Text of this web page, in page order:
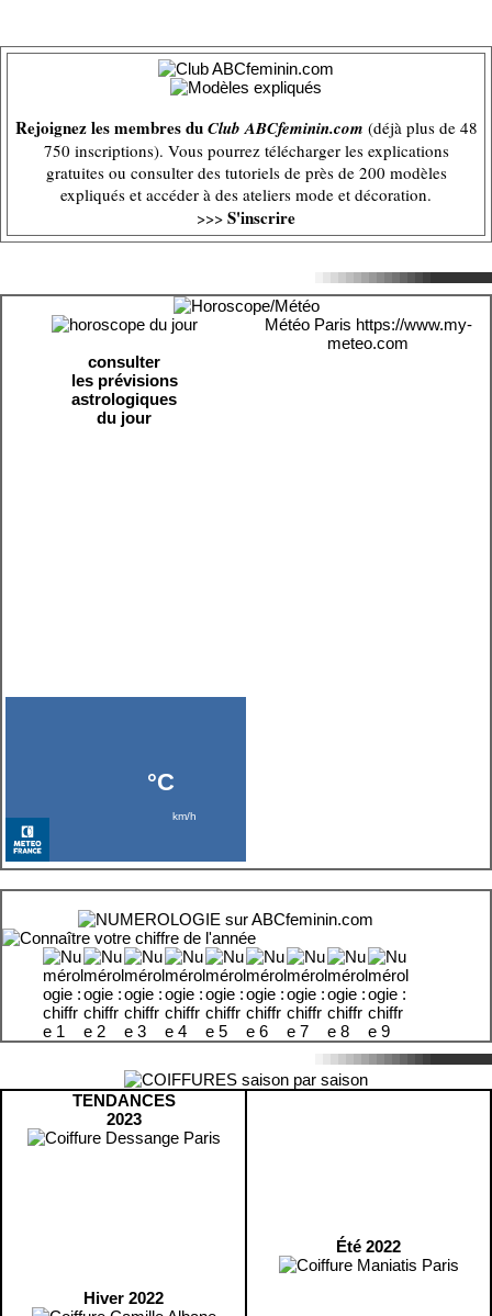
Rejoignez les membres duClub ABCfeminin.com (déjà plus de 48
750 inscriptions). Vous pourrez télécharger les explications
gratuites ou consulter des tutoriels de près de 200 modèles
expliqués et accéder à des ateliers mode et décoration.
>>> S'inscrire
consulter
les prévisions
astrologiques
du jour
Météo Paris https://www.my-
meteo.com
TENDANCES
2023
Hiver 2022
Été 2022